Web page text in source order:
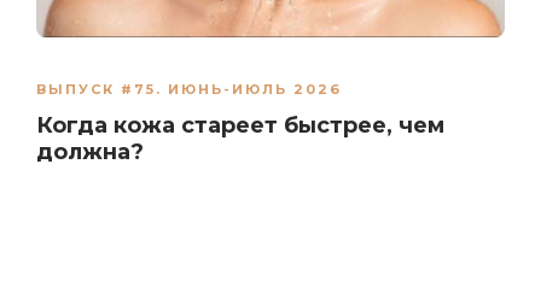
ВЫПУСК #75. ИЮНЬ-ИЮЛЬ 2026
Когда кожа стареет быстрее, чем
должна?